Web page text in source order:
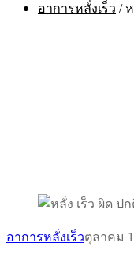
อาการหลั่งเร็ว /
อาการหลั่งเร็วตุลาคม